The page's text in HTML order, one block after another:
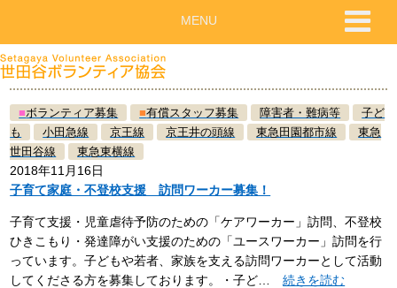
■ボランティア募集 ■有償スタッフ募集 障害者・難病等
子ど
も
小田急線 京王線 京王井の頭線 東急田園都市線
東急
世田谷線
東急東横線
2018年11月16日
子育て家庭・不登校支援 訪問ワーカー募集！
子育て支援・児童虐待予防のための「ケアワーカー」訪問、不登校
ひきこもり・発達障がい支援のための「ユースワーカー」訪問を行
っています。子どもや若者、家族を支える訪問ワーカーとして活動
してくださる方を募集しております。・子ど…続きを読む
MENU